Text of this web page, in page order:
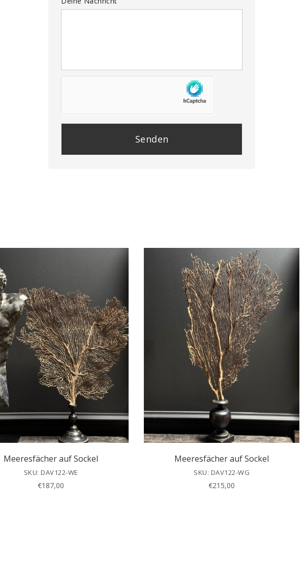
Meeresfächer auf Sockel
SKU: DAV122-WE
€187,00
Meeresfächer auf Sockel
SKU: DAV122-WG
€215,00